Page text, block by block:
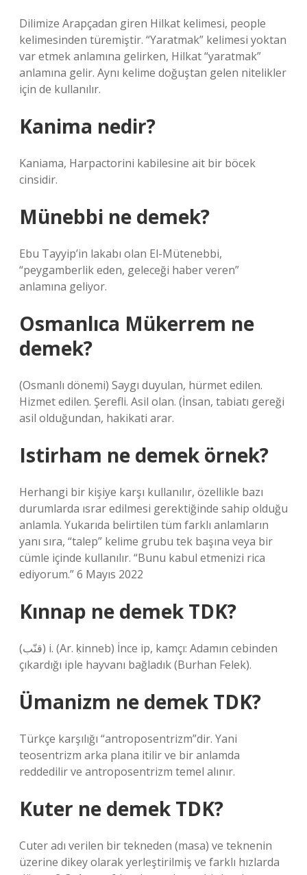
Dilimize Arapçadan giren Hilkat kelimesi, people
kelimesinden türemiştir. “Yaratmak” kelimesi yoktan
var etmek anlamına gelirken, Hilkat “yaratmak”
anlamına gelir. Aynı kelime doğuştan gelen nitelikler
için de kullanılır.
Kanima nedir?
Kaniama, Harpactorini kabilesine ait bir böcek
cinsidir.
Münebbi ne demek?
Ebu Tayyip’in lakabı olan El-Mütenebbi,
“peygamberlik eden, geleceği haber veren”
anlamına geliyor.
Osmanlıca Mükerrem ne
demek?
(Osmanlı dönemi) Saygı duyulan, hürmet edilen.
Hizmet edilen. Şerefli. Asil olan. (İnsan, tabiatı gereği
asil olduğundan, hakikati arar.
Istirham ne demek örnek?
Herhangi bir kişiye karşı kullanılır, özellikle bazı
durumlarda ısrar edilmesi gerektiğinde sahip olduğu
anlamla. Yukarıda belirtilen tüm farklı anlamların
yanı sıra, “talep” kelime grubu tek başına veya bir
cümle içinde kullanılır. “Bunu kabul etmenizi rica
ediyorum.” 6 Mayıs 2022
Kınnap ne demek TDK?
(ﻗﻨّﺐ) i. (Ar. ḳinneb) İnce ip, kamçı: Adamın cebinden
çıkardığı iple hayvanı bağladık (Burhan Felek).
Ümanizm ne demek TDK?
Türkçe karşılığı “antroposentrizm”dir. Yani
teosentrizm arka plana itilir ve bir anlamda
reddedilir ve antroposentrizm temel alınır.
Kuter ne demek TDK?
Cuter adı verilen bir tekneden (masa) ve teknenin
üzerine dikey olarak yerleştirilmiş ve farklı hızlarda